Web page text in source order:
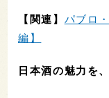
【関連】 パブロ
編】
日本酒の魅力を